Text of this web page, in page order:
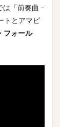
は「前奏曲 –
トとアマピ
フォール